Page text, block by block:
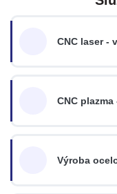
CNC laser -
CNC
Výroba